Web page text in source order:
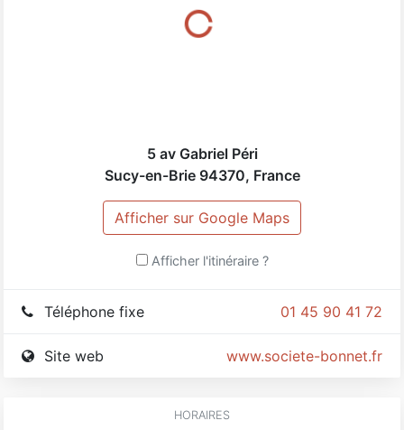
5 av Gabriel Péri
Sucy-en-Brie 94370, France
Afficher sur Google Maps
Afficher l'itinéraire ?
01 45 90 41 72
Téléphone fixe
www.societe-bonnet.fr
Site web
HORAIRES